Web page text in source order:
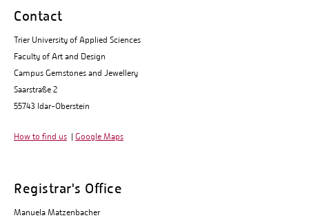
Contact
Trier University of Applied Sciences
Faculty of Art and Design
Campus Gemstones and Jewellery
Saarstraße 2
55743 Idar-Oberstein
How to find us | Google Maps
Registrar's Office
Manuela Matzenbacher